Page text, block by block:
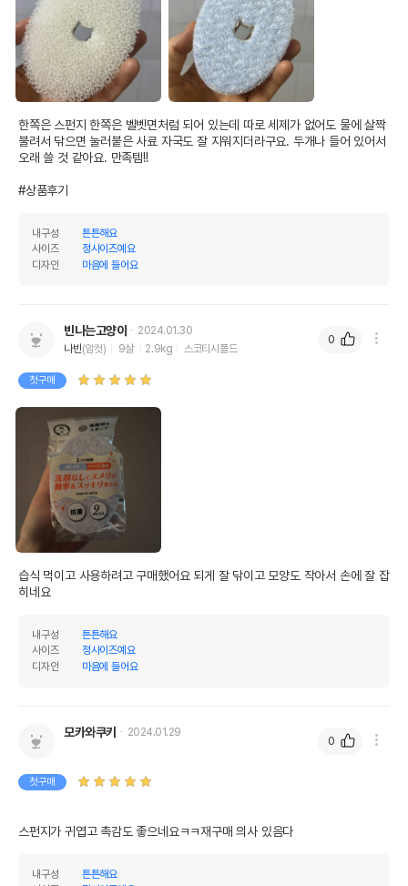
한쪽은 스펀지 한쪽은 벨벳면처럼 되어 있는데 따로 세제가 없어도 물에 살짝
불려서 닦으면 눌러붙은 사료 자국도 잘 지워지더라구요. 두개나 들어 있어서
오래 쓸 것 같아요. 만족템!!
#상품후기
내구성
튼튼해요
사이즈
정사이즈예요
디자인
마음에 들어요
빈나는고양이
2024.01.30
나빈(암컷) 9살 2.9kg 스코티시폴드
첫구매
습식 먹이고 사용하려고 구매했어요 되게 잘 닦이고 모양도 작아서 손에 잘 잡
히네요
내구성
튼튼해요
사이즈
정사이즈예요
디자인
마음에 들어요
0
모카와쿠키 2024.01.29
첫구매
스펀지가 귀엽고 촉감도 좋으네요ㅋㅋ재구매 의사 있음다
내구성
튼튼해요
0